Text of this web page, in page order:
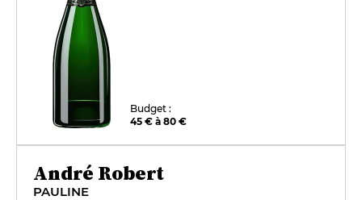
Budget :
45 € à 80 €
André Robert
PAULINE